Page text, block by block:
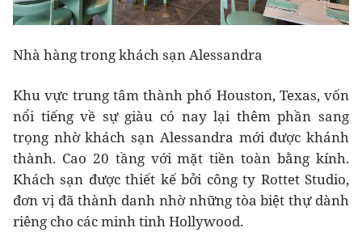
Nhà hàng trong khách sạn Alessandra
Khu vực trung tâm thành phố Houston, Texas, vốn
nổi tiếng về sự giàu có nay lại thêm phần sang
trọng nhờ khách sạn Alessandra mới được khánh
thành. Cao 20 tầng với mặt tiền toàn bằng kính.
Khách sạn được thiết kế bởi công ty Rottet Studio,
đơn vị đã thành danh nhờ những tòa biệt thự dành
riêng cho các minh tinh Hollywood.